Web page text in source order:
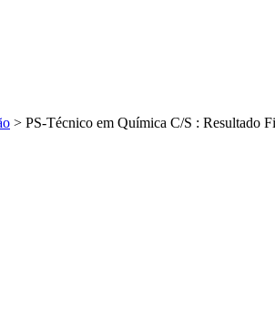
> PS-Técnico em Química C/S : Resultado